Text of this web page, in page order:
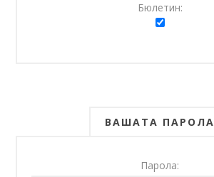
Бюлетин:
ВАШАТА ПАРОЛА
Парола: